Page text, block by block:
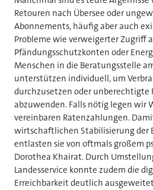
Retouren nach Übersee oder
Abonnements, häufig aber auch
Probleme wie verweigerter Zugriff
Pfändungsschutzkonten oder
Menschen in die Beratungsstelle
unterstützen individuell, um
durchzusetzen oder unberechtigte
abzuwenden. Falls nötig legen wir
vereinbaren Ratenzahlungen.
wirtschaftlichen Stabilisierung der
entlasten sie von oftmals großem
Dorothea Khairat. Durch
Landesservice konnte zudem die
Erreichbarkeit deutlich